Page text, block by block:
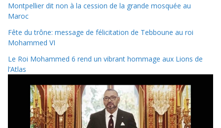
Montpellier dit non à la cession de la grande mosquée au
Maroc
Fête du trône: message de félicitation de Tebboune au roi
Mohammed VI
Le Roi Mohammed 6 rend un vibrant hommage aux Lions de
l’Atlas